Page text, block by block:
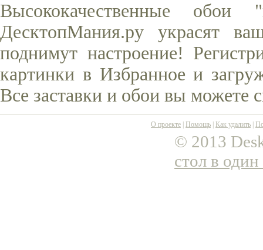
Высококачественные
ДесктопМания.ру украсят
поднимут настроение!
картинки в Избранное и
Все заставки и обои вы можете
О проекте Помощь Как удалить
© 2013
стол в